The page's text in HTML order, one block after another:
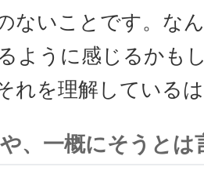
ないことです。な
ように感じるかも
れを理解している
、一概にそうとは